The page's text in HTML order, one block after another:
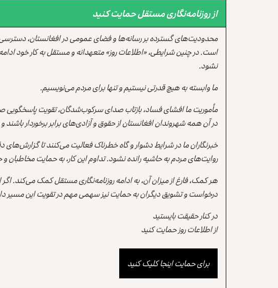
از روزنامه‌نگاری مستقل حمایت کنید
محدودیت‌های گسترده بر رسانه‌ها و فضای عمومی در افغانستان،
است. در چنین شرایطی، «اطلاعات روز» متعهدانه و مستقل به کار خود
نشود.
ما وابسته به هیچ قدرتی نیستیم و تنها برای مردم می‌نویسیم.
مأموریت ما افشای فساد، بازتاب صدای سرکوب‌شدگان، تقویت پاسخگویی
در آن همه شهروندان افغانستان از حقوق و آزادی‌های برابر برخوردار باشند
خبرنگاران ما در شرایط دشوار و گاه خطرناک فعالیت می‌کنند تا
روایت‌های مردم به حاشیه رانده نشود. تداوم این کار، به حمایت
هر کمک، فارغ از میزان آن، به ادامه روزنامه‌نگاری مستقل کمک می‌کند.
درخواست و تشویق دیگران به حمایت نیز سهمی مهم در تقویت این مسیر
در کنار حقیقت بایستید
از اطلاعات روز حمایت کنید
برای حمایت اینجا کلیک کنید